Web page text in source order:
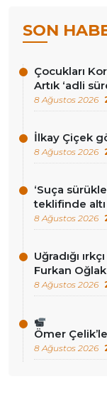
SON
Çocukları
Artık ‘adli
8 Ağustos 2026
İlkay Çiçek
8 Ağustos 2026
‘Suça
teklifinde
8 Ağustos 2026
Uğradığı
Furkan
8 Ağustos 2026
Ömer
8 Ağustos 2026